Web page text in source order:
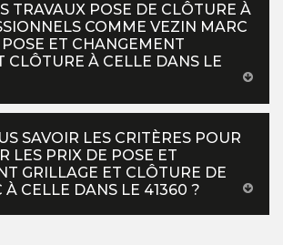
TRAVAUX POSE DE CLÔTURE À
COMME VEZIN MARC
ET CHANGEMENT
CLÔTURE À CELLE DANS LE
SAVOIR LES CRITÈRES POUR
LES PRIX DE POSE ET
GRILLAGE ET CLÔTURE DE
CELLE DANS LE 41360 ?